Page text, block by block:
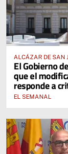
ALCÁZAR DE SAN
El Gobierno
que el
responde a
EL SEMANAL